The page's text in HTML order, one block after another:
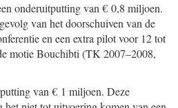
onderuitputting van € 0,8 miljoen.
van het doorschuiven van de
en een extra pilot voor 12 tot
motie Bouchibti (TK 2007–2008,
van € 1 miljoen. Deze